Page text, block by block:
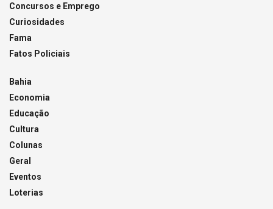
Concursos e Emprego
Curiosidades
Fama
Fatos Policiais
Bahia
Economia
Educação
Cultura
Colunas
Geral
Eventos
Loterias